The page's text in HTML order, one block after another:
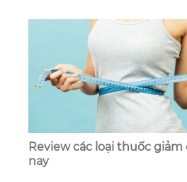
Review các loại thuốc
nay